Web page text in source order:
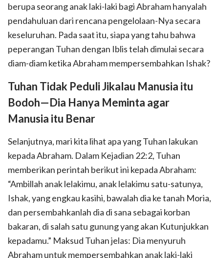
berupa seorang anak laki-laki bagi Abraham hanyalah
pendahuluan dari rencana pengelolaan-Nya secara
keseluruhan. Pada saat itu, siapa yang tahu bahwa
peperangan Tuhan dengan Iblis telah dimulai secara
diam-diam ketika Abraham mempersembahkan Ishak?
Tuhan Tidak Peduli Jikalau Manusia itu
Bodoh—Dia Hanya Meminta agar
Manusia itu Benar
Selanjutnya, mari kita lihat apa yang Tuhan lakukan
kepada Abraham. Dalam Kejadian 22:2, Tuhan
memberikan perintah berikut ini kepada Abraham:
“Ambillah anak lelakimu, anak lelakimu satu-satunya,
Ishak, yang engkau kasihi, bawalah dia ke tanah Moria,
dan persembahkanlah dia di sana sebagai korban
bakaran, di salah satu gunung yang akan Kutunjukkan
kepadamu.” Maksud Tuhan jelas: Dia menyuruh
Abraham untuk mempersembahkan anak laki-laki